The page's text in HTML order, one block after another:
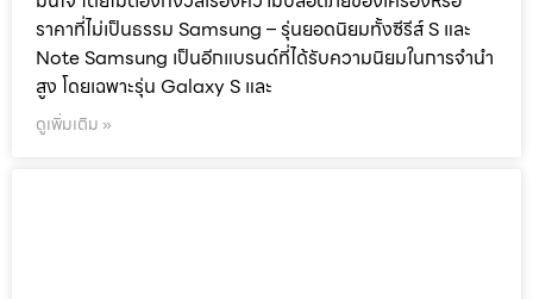
ราคาที่ไม่เป็นธรรม Samsung – รุ่นยอดนิยมทั้งซีรีส์ S และ
Note Samsung เป็นอีกแบรนด์ที่ได้รับความนิยมในการจำนำ
สูง โดยเฉพาะรุ่น Galaxy S และ
ดูเพิ่มเติม »